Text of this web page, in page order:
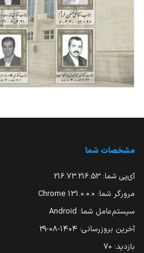
مشخصات شما
آی‌پی شما: 216.73.216.53
مرورگر شما: 131.0.0.0 Chrome
سیستم‌عامل شما: Android
آخرین بروزرسانی: ۱۴۰۴-۰۸-۲۹
بازدید: 70